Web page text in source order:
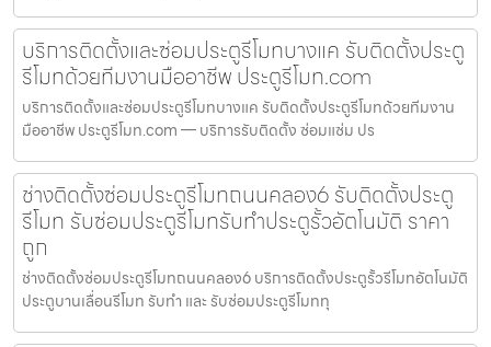
บริการติดตั้งและซ่อมประตูรีโมทบางแค รับติดตั้งประตู
รีโมทด้วยทีมงานมืออาชีพ ประตูรีโมท.com
บริการติดตั้งและซ่อมประตูรีโมทบางแค รับติดตั้งประตูรีโมทด้วยทีมงาน
มืออาชีพ ประตูรีโมท.com — บริการรับติดตั้ง ซ่อมแซ่ม ปร
ช่างติดตั้งซ่อมประตูรีโมทถนนคลอง6 รับติดตั้งประตู
รีโมท รับซ่อมประตูรีโมทรับทำประตูรั้วอัตโนมัติ ราคา
ถูก
ช่างติดตั้งซ่อมประตูรีโมทถนนคลอง6 บริการติดตั้งประตูรั้วรีโมทอัตโนมัติ
ประตูบานเลื่อนรีโมท รับทำ และ รับซ่อมประตูรีโมททุ